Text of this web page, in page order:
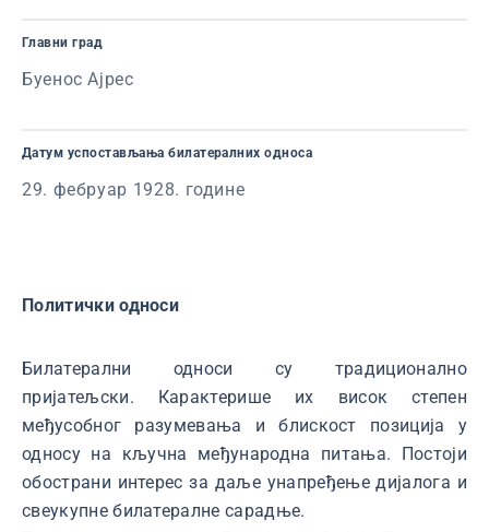
Главни град
Буенос Ајрес
Датум успостављања билатералних односа
29. фебруар 1928. године
Политички односи
Билатерални односи су традиционално
пријатељски. Карактерише их висок степен
међусобног разумевања и блискост позиција у
односу на кључна међународна питања. Постоји
обострани интерес за даље унапређење дијалога и
свеукупне билатералне сарадње.